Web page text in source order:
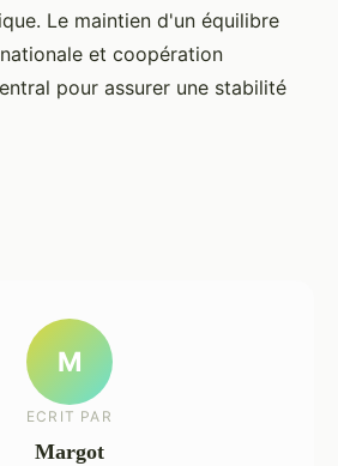
Le maintien d'un équilibre
et coopération
pour assurer une stabilité
M
ECRIT PAR
Margot